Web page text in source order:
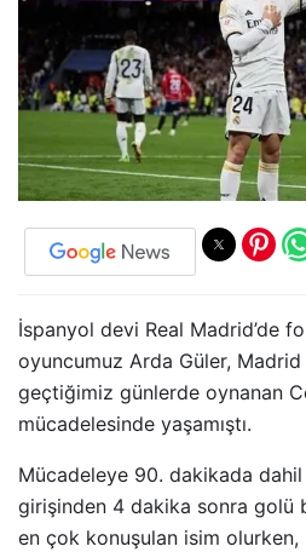
İspanyol devi Real Madrid’de
oyuncumuz Arda Güler,
geçtiğimiz günlerde oynanan
mücadelesinde yaşamıştı.
Mücadeleye 90. dakikada
girişinden 4 dakika sonra golü
en çok konuşulan isim olurken,